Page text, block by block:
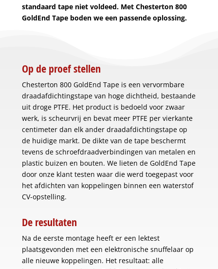
standaard tape niet voldeed. Met Chesterton 800
GoldEnd Tape boden we een passende oplossing.
Op de proef stellen
Chesterton 800 GoldEnd Tape is een vervormbare
draadafdichtingstape van hoge dichtheid, bestaande
uit droge PTFE. Het product is bedoeld voor zwaar
werk, is scheurvrij en bevat meer PTFE per vierkante
centimeter dan elk ander draadafdichtingstape op
de huidige markt. De dikte van de tape beschermt
tevens de schroefdraadverbindingen van metalen en
plastic buizen en bouten. We lieten de GoldEnd Tape
door onze klant testen waar die werd toegepast voor
het afdichten van koppelingen binnen een waterstof
CV-opstelling.
De resultaten
Na de eerste montage heeft er een lektest
plaatsgevonden met een elektronische snuffelaar op
alle nieuwe koppelingen. Het resultaat: alle